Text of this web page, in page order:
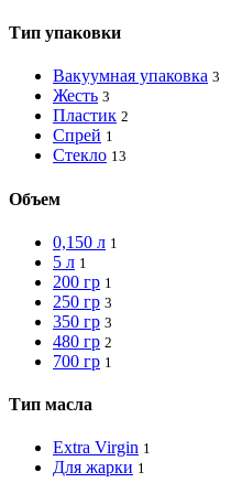
Тип упаковки
Вакуумная упаковка 3
Жесть 3
Пластик 2
Спрей 1
Стекло 13
Объем
0,150 л 1
5 л 1
200 гр 1
250 гр 3
350 гр 3
480 гр 2
700 гр 1
Тип масла
Extra Virgin 1
Для жарки 1